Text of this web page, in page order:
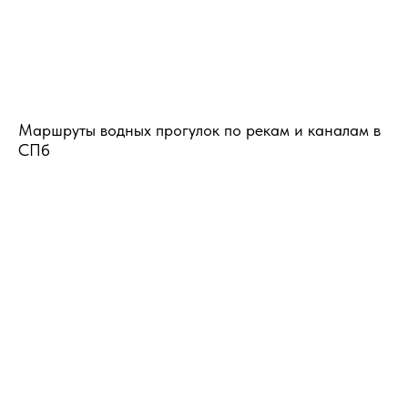
Маршруты водных прогулок по рекам и каналам в
СПб